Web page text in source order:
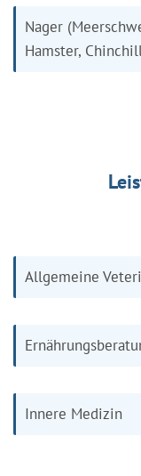
Nager
Hamster,
Allgemeine
Innere Medizin